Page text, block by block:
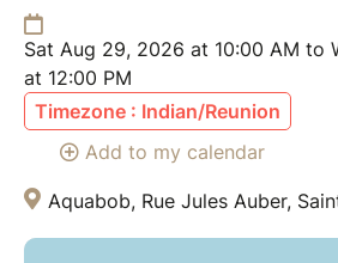
Sat Aug 29, 2026 at 10:00 AM to
at 12:00 PM
Timezone : Indian/Reunion
Add to my calendar
Aquabob, Rue Jules Auber,